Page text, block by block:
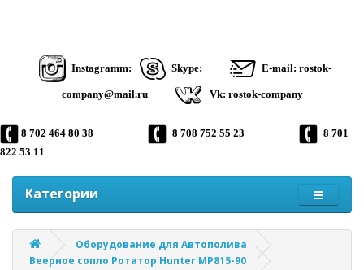
Instagramm: Skype: E-mail: rostok-
company@mail.ru Vk: rostok-company
8 702 464 80 38 8 708 752 55 23
8 701
822 53 11
Категории
Оборудование для Автополива
Веерное сопло Ротатор Hunter MP815-90